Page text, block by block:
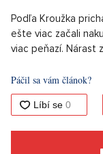
Podľa Kroužka
ešte viac začali
viac peňazí. Nárast
Páčil sa vám článok?